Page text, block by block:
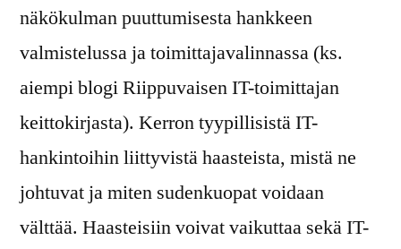
näkökulman puuttumisesta hankkeen
valmistelussa ja toimittajavalinnassa (ks.
aiempi blogi Riippuvaisen IT-toimittajan
keittokirjasta). Kerron tyypillisistä IT-
hankintoihin liittyvistä haasteista, mistä ne
johtuvat ja miten sudenkuopat voidaan
välttää. Haasteisiin voivat vaikuttaa sekä IT-